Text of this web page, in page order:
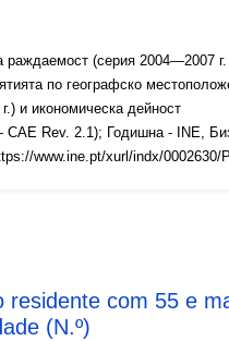
раждаемост (серия 2004—2007
по географско
и икономическа дейност
Rev. 2.1); Годишна - INE,
www.ine.pt/xurl/indx/0002630/
residente com 55 e
(N.º)